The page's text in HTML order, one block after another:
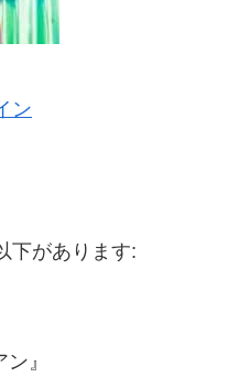
ン
下があります:
ン』